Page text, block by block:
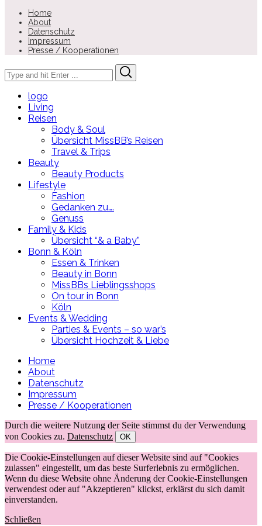
Home
About
Datenschutz
Impressum
Presse / Kooperationen
Search
for:
logo
Living
Reisen
Body & Soul
Übersicht MissBB’s Reisen
Travel & Trips
Beauty
Beauty Products
Lifestyle
Fashion
Gedanken zu….
Genuss
Family & Kids
Übersicht “& a Baby”
Bonn & Köln
Essen & Trinken
Beauty in Bonn
MissBBs Lieblingsshops
On tour in Bonn
Köln
Events & Wedding
Parties & Events – so war’s
Übersicht Hochzeit & Liebe
Home
About
Datenschutz
Impressum
Presse / Kooperationen
Durch die weitere Nutzung der Seite stimmst du der Verwendung
von Cookies zu. Datenschutz OK
Die Cookie-Einstellungen auf dieser Website sind auf "Cookies
zulassen" eingestellt, um das beste Surferlebnis zu ermöglichen.
Wenn du diese Website ohne Änderung der Cookie-Einstellungen
verwendest oder auf "Akzeptieren" klickst, erklärst du sich damit
einverstanden.
Schließen